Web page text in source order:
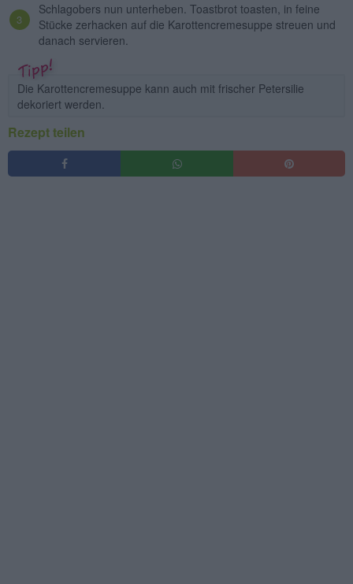
Schlagobers nun unterheben. Toastbrot toasten, in feine
Stücke zerhacken auf die Karottencremesuppe streuen und
danach servieren.
Die Karottencremesuppe kann auch mit frischer Petersilie
dekoriert werden.
Rezept teilen